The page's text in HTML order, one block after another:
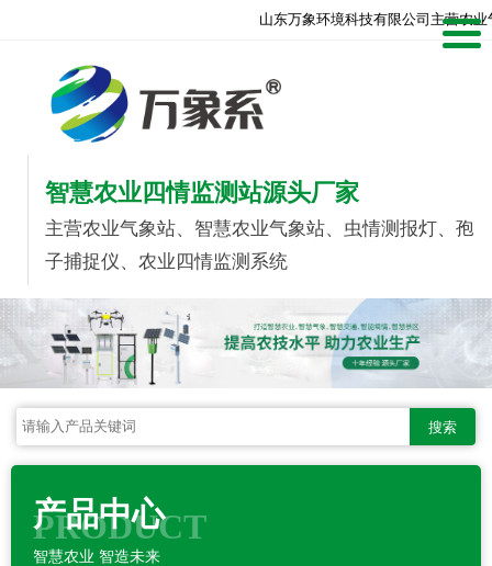
山东万象环境科技有限公司主营农
智慧农业四情监测站源头厂家
主营农业气象站、智慧农业气象站、虫情测报灯、孢
子捕捉仪、农业四情监测系统
搜索
产品中心
PRODUCT
智慧农业 智造未来